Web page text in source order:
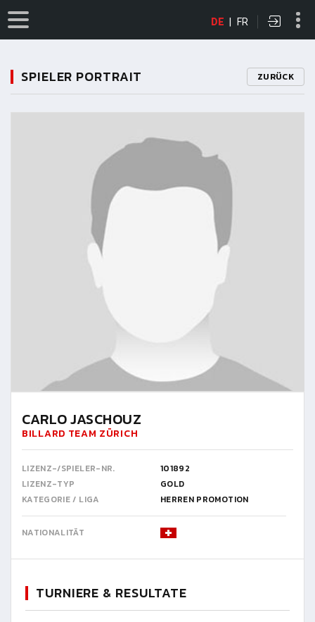
DE | FR
SPIELER PORTRAIT ZURÜCK
CARLO JASCHOUZ
BILLARD TEAM ZÜRICH
LIZENZ-/SPIELER-NR.
101892
LIZENZ-TYP
GOLD
KATEGORIE / LIGA
HERREN PROMOTION
NATIONALITÄT
TURNIERE & RESULTATE